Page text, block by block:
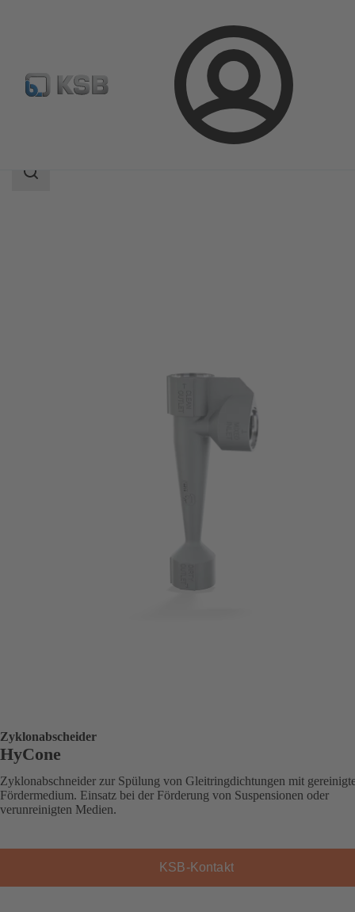
Login
HyCone
Suchbereich
Zyklonabscheider
HyCone
Zyklonabschneider zur Spülung von Gleitringdichtungen mit
Fördermedium. Einsatz bei der Förderung von Suspensionen oder
verunreinigten Medien.
KSB-Kontakt